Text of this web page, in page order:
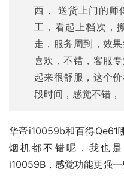
西， 送货上门的师
工，看起上档次，
走，服务周到，效
喜欢，不错，客服
起来很舒服，这个
段时间，感觉不错，
华帝i10059b和百得Qe61
烟机都不错呢，我也
i10059B，感觉功能更强一